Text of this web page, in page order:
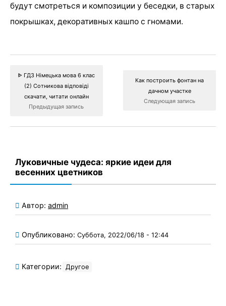
будут смотреться и композиции у беседки, в старых
покрышках, декоративных кашпо с гномами.
ᐈ ГДЗ Німецька мова 6 клас
(2) Сотникова відповіді
скачати, читати онлайн
Предыдущая запись
Как построить фонтан на
дачном участке
Следующая запись
Луковичные чудеса: яркие идеи для
весенних цветников
Автор: admin
Опубликовано: Суббота, 2022/06/18 - 12:44
Категории: Другое